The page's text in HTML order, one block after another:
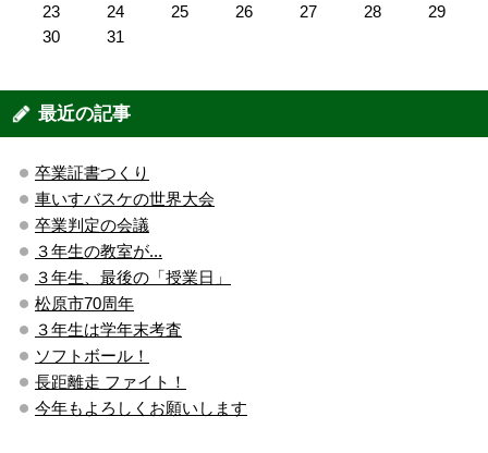
23
24 25 26 27 28
29
30
31
最近の記事
卒業証書つくり
車いすバスケの世界大会
卒業判定の会議
３年生の教室が...
３年生、最後の「授業日」
松原市70周年
３年生は学年末考査
ソフトボール！
長距離走 ファイト！
今年もよろしくお願いします